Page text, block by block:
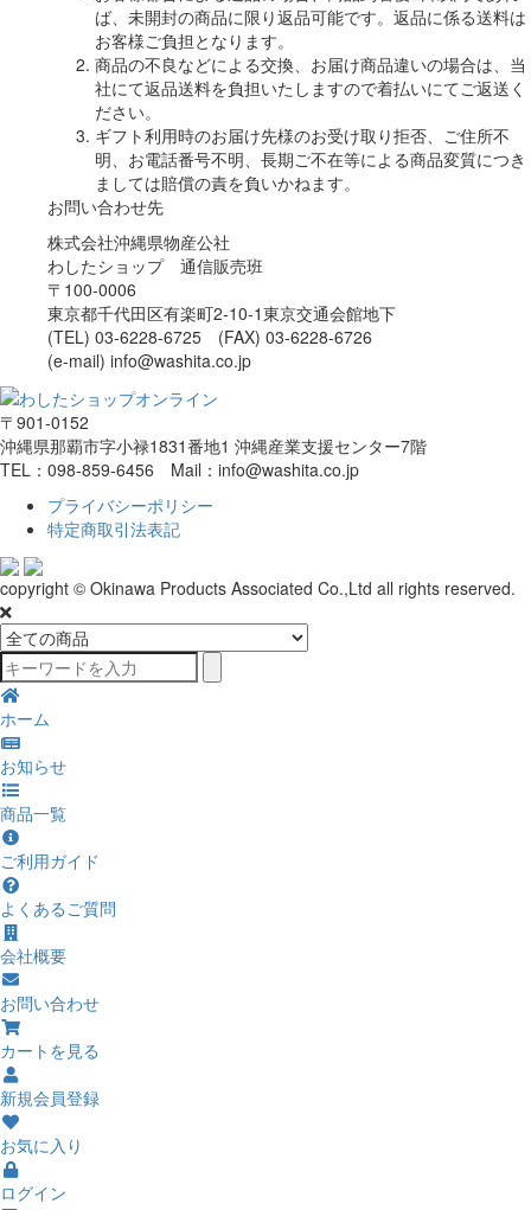
ば、未開封の商品に限り返品可能です。返品に係る送料は
お客様ご負担となります。
商品の不良などによる交換、お届け商品違いの場合は、当
社にて返品送料を負担いたしますので着払いにてご返送く
ださい。
ギフト利用時のお届け先様のお受け取り拒否、ご住所不
明、お電話番号不明、長期ご不在等による商品変質につき
ましては賠償の責を負いかねます。
お問い合わせ先
株式会社沖縄県物産公社
わしたショップ 通信販売班
〒100-0006
東京都千代田区有楽町2-10-1東京交通会館地下
(TEL) 03-6228-6725 (FAX) 03-6228-6726
(e-mail) info@washita.co.jp
〒901-0152
沖縄県那覇市字小禄1831番地1 沖縄産業支援センター7階
TEL：098-859-6456 Mail：info@washita.co.jp
プライバシーポリシー
特定商取引法表記
copyright © Okinawa Products Associated Co.,Ltd all rights reserved.
ホーム
お知らせ
商品一覧
ご利用ガイド
よくあるご質問
会社概要
お問い合わせ
カートを見る
新規会員登録
お気に入り
ログイン